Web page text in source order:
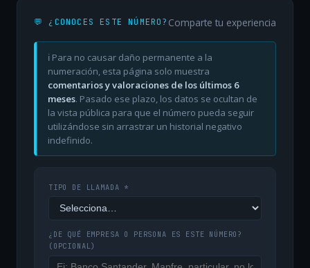
💬 ¿CONOCES ESTE NÚMERO? Comparte tu experiencia
ℹ️ Para no causar daño permanente a la
numeración, esta página solo muestra
comentarios y valoraciones de los últimos 6
meses. Pasado ese plazo, los datos se ocultan de
la vista pública para que el número pueda seguir
utilizándose sin arrastrar un historial negativo
indefinido.
TIPO DE LLAMADA *
¿DE QUÉ EMPRESA O PERSONA ES ESTE NÚMERO?
(OPCIONAL)